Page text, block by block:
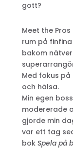
gott?
Meet the
rum på
bakom
Med fokus
och hälsa.
Min egen
modererade
gjorde min
var ett tag
bok Spela på